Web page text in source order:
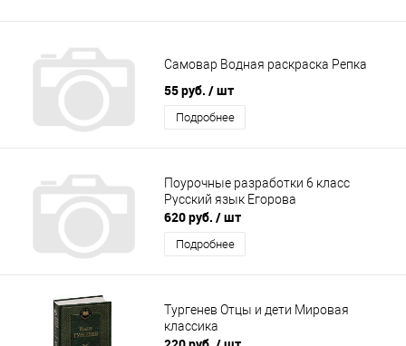
Самовар Водная раскраска Репка
55 руб. / шт
Подробнее
Поурочные разработки 6 класс
Русский язык Егорова
620 руб. / шт
Подробнее
Тургенев Отцы и дети Мировая
классика